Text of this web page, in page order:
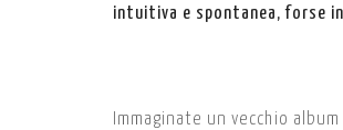
intuitiva e spontanea, forse
Immaginate un vecchio